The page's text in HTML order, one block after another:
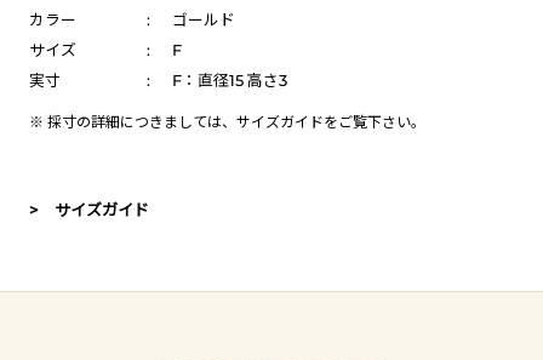
カラー
:
ゴールド
サイズ
:
F
実寸
: F：直径15 高さ3
※ 採寸の詳細につきましては、 サイズガイドをご覧下さい。
> サイズガイド